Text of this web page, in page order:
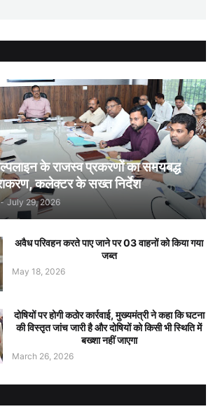
के राजस्व प्रकरणों का समयबद्ध
कलेक्टर के सख्त निर्देश
- July 29, 2026
अवैध परिवहन करते पाए जाने पर 03 वाहनों को किया गया
जब्त
May 18, 2026
दोषियों पर होगी कठोर कार्रवाई, मुख्यमंत्री ने कहा कि घटना
की विस्तृत जांच जारी है और दोषियों को किसी भी स्थिति में
बख्शा नहीं जाएगा
March 26, 2026